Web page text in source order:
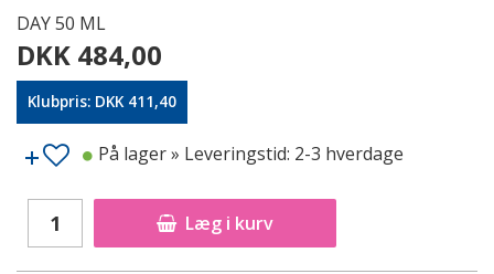
DAY 50 ML
DKK 484,00
Klubpris: DKK 411,40
Læg i kurv
På lager» Leveringstid: 2-3 hverdage